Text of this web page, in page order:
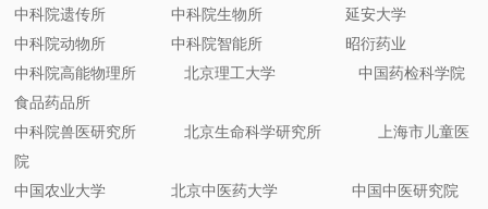
中科院遗传所 中科院生物所 延安大学
中科院动物所 中科院智能所 昭衍药业
中科院高能物理所 北京理工大学 中国药检科学院
食品药品所
中科院兽医研究所 北京生命科学研究所 上海市儿童医
院
中国农业大学 北京中医药大学 中国中医研究院